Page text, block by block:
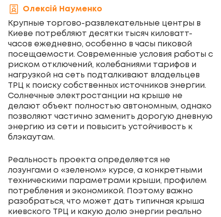
Олексій Науменко
Крупные торгово-развлекательные центры в
Киеве потребляют десятки тысяч киловатт-
часов ежедневно, особенно в часы пиковой
посещаемости. Современные условия работы с
риском отключений, колебаниями тарифов и
нагрузкой на сеть подталкивают владельцев
ТРЦ к поиску собственных источников энергии.
Солнечные электростанции на крыше не
делают объект полностью автономным, однако
позволяют частично заменить дорогую дневную
энергию из сети и повысить устойчивость к
блэкаутам.
Реальность проекта определяется не
лозунгами о «зеленом» курсе, а конкретными
техническими параметрами крыши, профилем
потребления и экономикой. Поэтому важно
разобраться, что может дать типичная крыша
киевского ТРЦ и какую долю энергии реально